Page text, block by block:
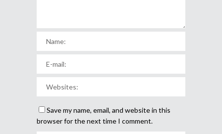
Save my name, email, and website in this
browser for the next time I comment.